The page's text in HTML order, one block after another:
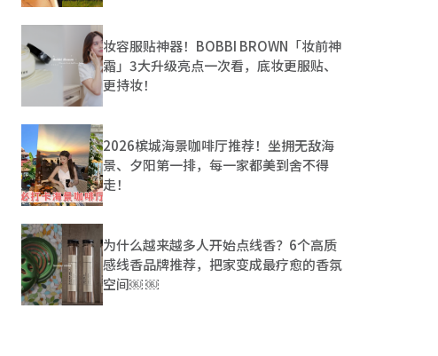
妆容服贴神器！BOBBI BROWN「妆前神
霜」3大升级亮点一次看，底妆更服贴、
更持妆！
2026槟城海景咖啡厅推荐！坐拥无敌海
景、夕阳第一排，每一家都美到舍不得
走！
为什么越来越多人开始点线香？6个高质
感线香品牌推荐，把家变成最疗愈的香氛
空间￼ ￼